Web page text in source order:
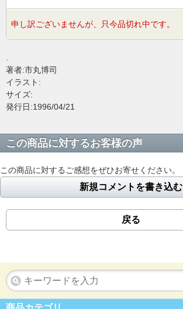
申し訳ございませんが、只今品切れ中です。
著者:市丸博司
イラスト:
サイズ:
発行日:1996/04/21
この商品に対するお客様の声
この商品に対するご感想をぜひお寄せください。
新規コメントを書き込む
戻る